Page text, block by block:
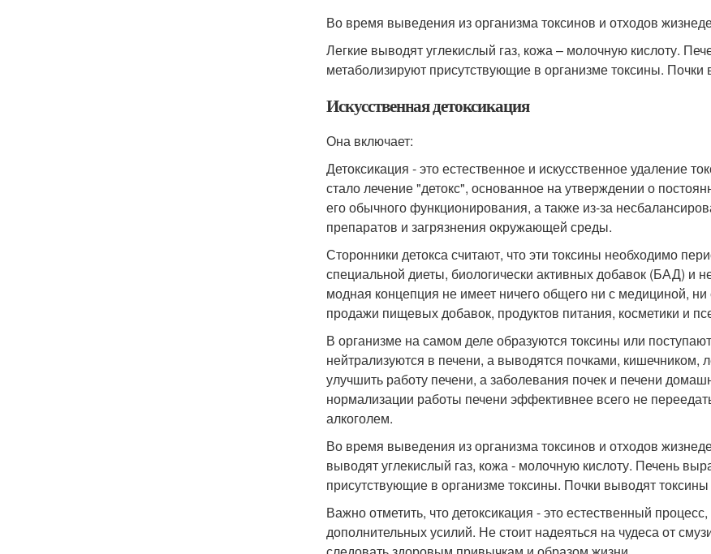
Во время выведения из организма токсинов и отходов
Легкие выводят углекислый газ, кожа – молочную кислоту.
метаболизируют присутствующие в организме токсины.
Искусственная детоксикация
Она включает:
Детоксикация - это естественное и искусственное удаление
стало лечение "детокс", основанное на утверждении о
его обычного функционирования, а также из-за
препаратов и загрязнения окружающей среды.
Сторонники детокса считают, что эти токсины необходимо
специальной диеты, биологически активных добавок (БАД) и
модная концепция не имеет ничего общего ни с медициной,
продажи пищевых добавок, продуктов питания, косметики и
В организме на самом деле образуются токсины или
нейтрализуются в печени, а выводятся почками, кишечником,
улучшить работу печени, а заболевания почек и печени
нормализации работы печени эффективнее всего не
алкоголем.
Во время выведения из организма токсинов и отходов
выводят углекислый газ, кожа - молочную кислоту. Печень
присутствующие в организме токсины. Почки выводят
Важно отметить, что детоксикация - это естественный
дополнительных усилий. Не стоит надеяться на чудеса от